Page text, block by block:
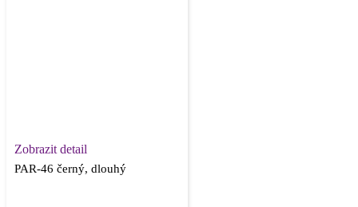
Zobrazit detail
PAR-46 černý, dlouhý